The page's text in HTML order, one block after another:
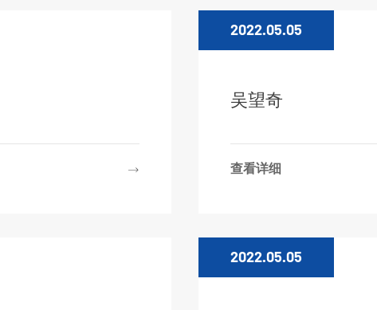
2022.05.05
吴望奇
查看详细
2022.05.05